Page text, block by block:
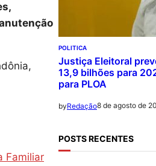
Familiar
POLITICA
Justiça Eleitoral
13,9 bilhões para
para PLOA
byRedação8 de agosto de
POSTS RECENTES